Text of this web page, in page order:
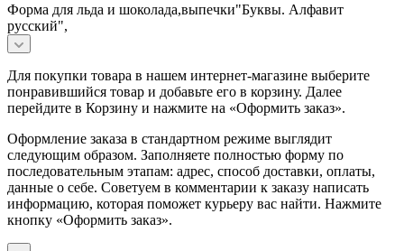
Форма для льда и шоколада,выпечки"Буквы. Алфавит
русский",
Для покупки товара в нашем интернет-магазине выберите
понравившийся товар и добавьте его в корзину. Далее
перейдите в Корзину и нажмите на «Оформить заказ».
Оформление заказа в стандартном режиме выглядит
следующим образом. Заполняете полностью форму по
последовательным этапам: адрес, способ доставки, оплаты,
данные о себе. Советуем в комментарии к заказу написать
информацию, которая поможет курьеру вас найти. Нажмите
кнопку «Оформить заказ».